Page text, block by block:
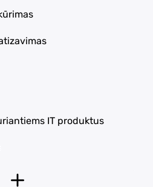
IT produktus